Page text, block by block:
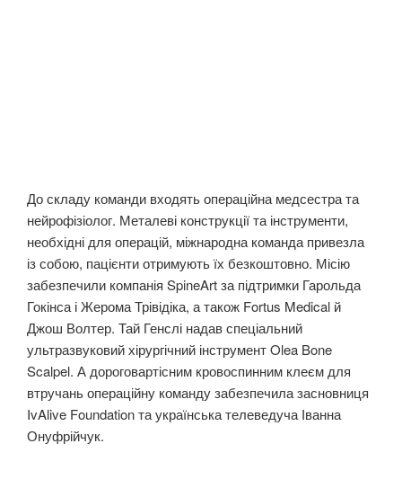
До складу команди входять операційна медсестра та
нейрофізіолог. Металеві конструкції та інструменти,
необхідні для операцій, міжнародна команда привезла
із собою, пацієнти отримують їх безкоштовно. Місію
забезпечили компанія SpineArt за підтримки Гарольда
Гокінса і Жерома Трівідіка, а також Fortus Medical й
Джош Волтер. Тай Генслі надав спеціальний
ультразвуковий хірургічний інструмент Olea Bone
Scalpel. А дороговартісним кровоспинним клеєм для
втручань операційну команду забезпечила засновниця
IvAlive Foundation та українська телеведуча Іванна
Онуфрійчук.